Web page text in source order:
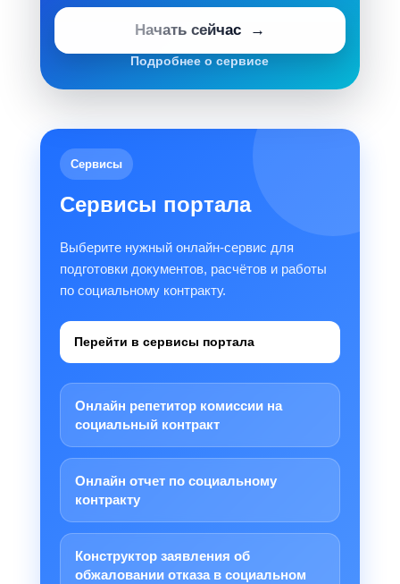
Начать сейчас
Подробнее о сервисе
Сервисы
Сервисы портала
Выберите нужный онлайн-сервис для
подготовки документов, расчётов и работы
по социальному контракту.
Перейти в сервисы портала
Онлайн репетитор комиссии на
социальный контракт
Онлайн отчет по социальному
контракту
Конструктор заявления об
обжаловании отказа в социальном